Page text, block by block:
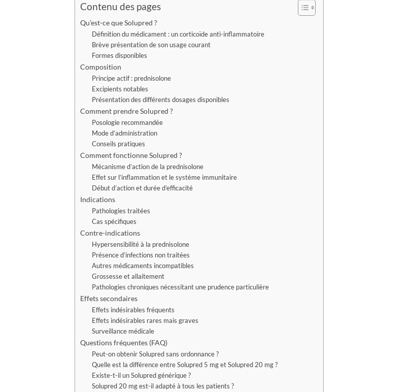
Contenu des pages
Qu’est-ce que Solupred ?
Définition du médicament : un corticoïde anti-inflammatoire
Brève présentation de son usage courant
Formes disponibles
Composition
Principe actif : prednisolone
Excipients notables
Présentation des différents dosages disponibles
Comment prendre Solupred ?
Posologie recommandée
Mode d’administration
Conseils pratiques
Comment fonctionne Solupred ?
Mécanisme d’action de la prednisolone
Effet sur l’inflammation et le système immunitaire
Début d’action et durée d’efficacité
Indications
Pathologies traitées
Cas spécifiques
Contre-indications
Hypersensibilité à la prednisolone
Présence d’infections non traitées
Autres médicaments incompatibles
Grossesse et allaitement
Pathologies chroniques nécessitant une prudence particulière
Effets secondaires
Effets indésirables fréquents
Effets indésirables rares mais graves
Surveillance médicale
Questions fréquentes (FAQ)
Peut-on obtenir Solupred sans ordonnance ?
Quelle est la différence entre Solupred 5 mg et Solupred 20 mg ?
Existe-t-il un Solupred générique ?
Solupred 20 mg est-il adapté à tous les patients ?